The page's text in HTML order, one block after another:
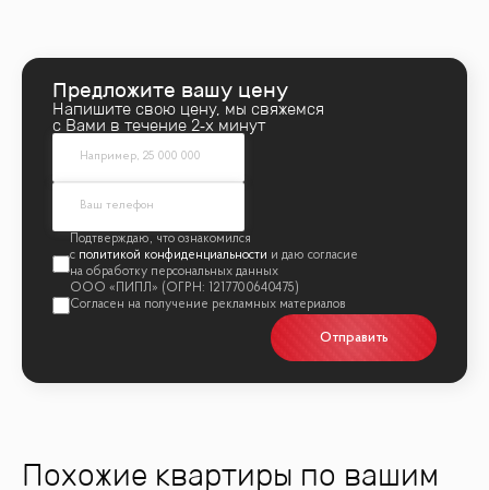
Предложите вашу цену
Напишите свою цену, мы свяжемся
с Вами в течение 2‑х минут
политикой конфиденциальности
Отправить
Похожие квартиры по вашим